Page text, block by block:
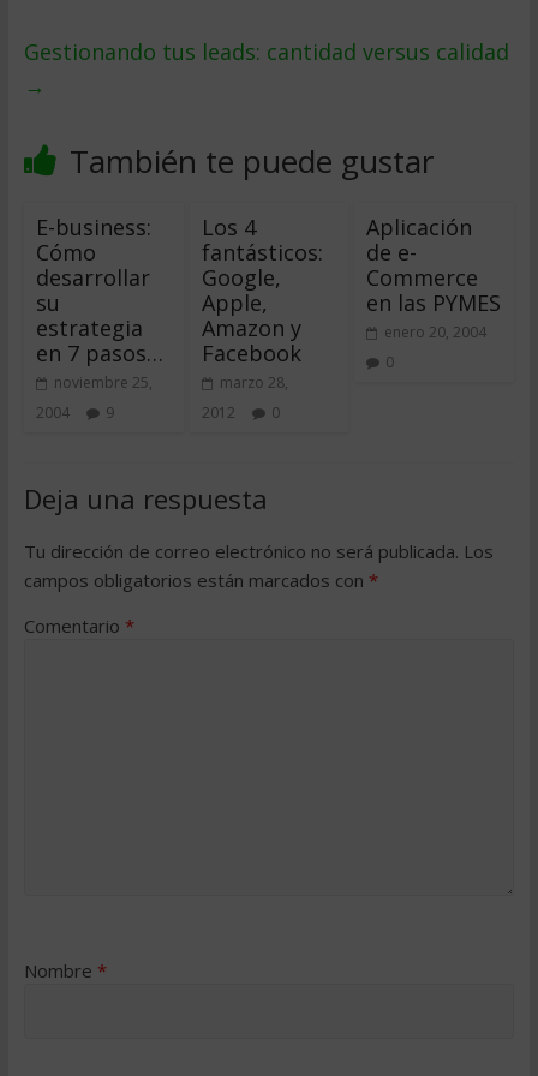
Gestionando tus leads: cantidad versus calidad
→
También te puede gustar
E-business:
Cómo
desarrollar
su
estrategia
en 7 pasos…
noviembre 25,
2004
9
Los 4
fantásticos:
Google,
Apple,
Amazon y
Facebook
marzo 28,
2012
0
Aplicación
de e-
Commerce
en las PYMES
enero 20, 2004
0
Deja una respuesta
Tu dirección de correo electrónico no será publicada. Los
campos obligatorios están marcados con *
Comentario *
Nombre *